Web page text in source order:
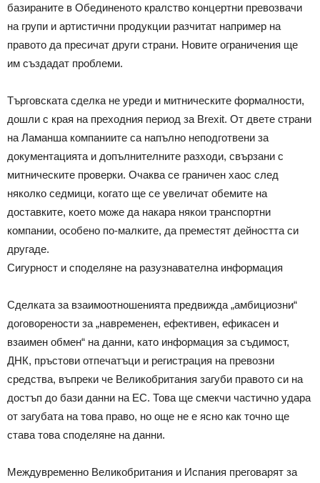
базираните в Обединеното кралство концертни превозвачи
на групи и артистични продукции разчитат например на
правото да пресичат други страни. Новите ограничения ще
им създадат проблеми.
Търговската сделка не уреди и митническите формалности,
дошли с края на преходния период за Brexit. От двете страни
на Ламанша компаниите са напълно неподготвени за
документацията и допълнителните разходи, свързани с
митническите проверки. Очаква се граничен хаос след
няколко седмици, когато ще се увеличат обемите на
доставките, което може да накара някои транспортни
компании, особено по-малките, да преместят дейността си
другаде.
Сигурност и споделяне на разузнавателна информация
Сделката за взаимоотношенията предвижда „амбициозни“
договорености за „навременен, ефективен, ефикасен и
взаимен обмен“ на данни, като информация за съдимост,
ДНК, пръстови отпечатъци и регистрация на превозни
средства, въпреки че Великобритания загуби правото си на
достъп до бази данни на ЕС. Това ще смекчи частично удара
от загубата на това право, но още не е ясно как точно ще
става това споделяне на данни.
Междувременно Великобритания и Испания преговарят за